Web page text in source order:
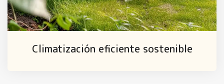
Climatización eficiente sostenible